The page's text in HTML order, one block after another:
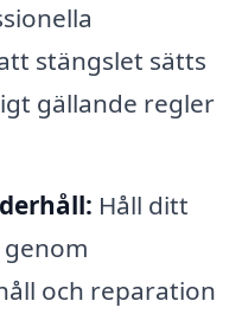
stängslet sätts
gällande regler
Håll ditt
och reparation